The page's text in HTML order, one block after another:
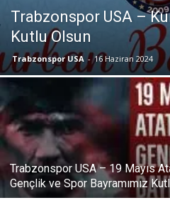
Trabzonspor USA –
Kutlu Olsun
Trabzonspor USA - 16 Haziran 2024
Trabzonspor USA – 19 Mayıs
Gençlik ve Spor Bayramımız